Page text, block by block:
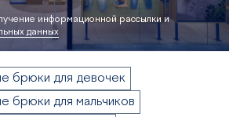
информационной рассылки и
данных
брюки для девочек
брюки для мальчиков